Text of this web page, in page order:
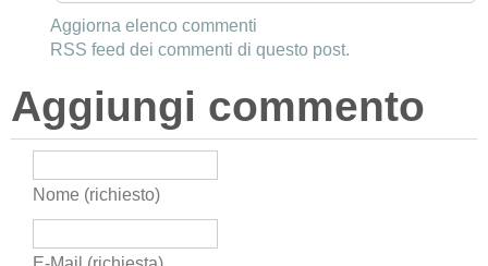
Aggiorna elenco commenti
RSS feed dei commenti di questo post.
Aggiungi commento
Nome (richiesto)